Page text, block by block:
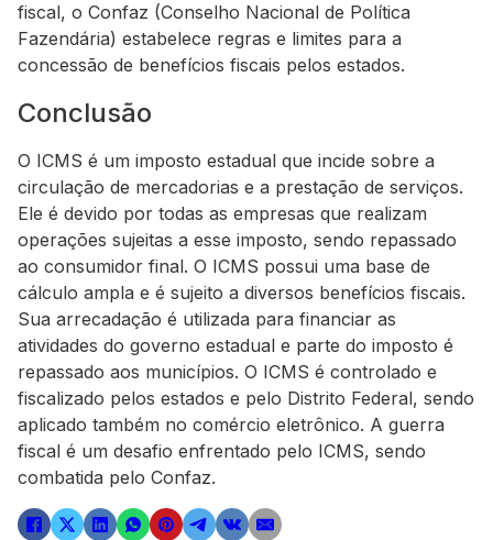
fiscal, o Confaz (Conselho Nacional de Política
Fazendária) estabelece regras e limites para a
concessão de benefícios fiscais pelos estados.
Conclusão
O ICMS é um imposto estadual que incide sobre a
circulação de mercadorias e a prestação de serviços.
Ele é devido por todas as empresas que realizam
operações sujeitas a esse imposto, sendo repassado
ao consumidor final. O ICMS possui uma base de
cálculo ampla e é sujeito a diversos benefícios fiscais.
Sua arrecadação é utilizada para financiar as
atividades do governo estadual e parte do imposto é
repassado aos municípios. O ICMS é controlado e
fiscalizado pelos estados e pelo Distrito Federal, sendo
aplicado também no comércio eletrônico. A guerra
fiscal é um desafio enfrentado pelo ICMS, sendo
combatida pelo Confaz.